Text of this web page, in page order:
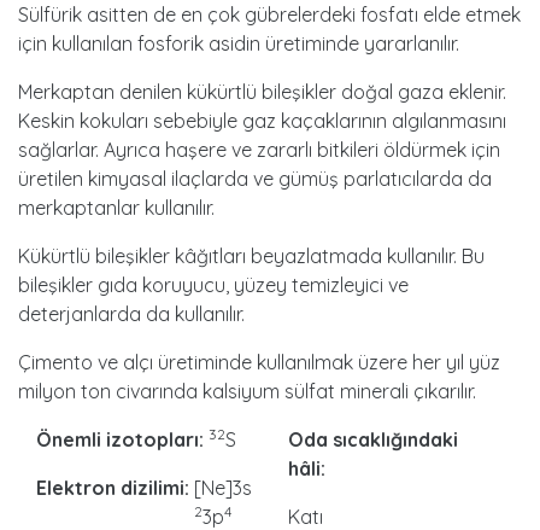
Sülfürik asitten de en çok gübrelerdeki fosfatı elde etmek
için kullanılan fosforik asidin üretiminde yararlanılır.
Merkaptan denilen kükürtlü bileşikler doğal gaza eklenir.
Keskin kokuları sebebiyle gaz kaçaklarının algılanmasını
sağlarlar. Ayrıca haşere ve zararlı bitkileri öldürmek için
üretilen kimyasal ilaçlarda ve gümüş parlatıcılarda da
merkaptanlar kullanılır.
Kükürtlü bileşikler kâğıtları beyazlatmada kullanılır. Bu
bileşikler gıda koruyucu, yüzey temizleyici ve
deterjanlarda da kullanılır.
Çimento ve alçı üretiminde kullanılmak üzere her yıl yüz
milyon ton civarında kalsiyum sülfat minerali çıkarılır.
Önemli izotopları: 32S
Elektron dizilimi: [Ne]3s
23p4
Oda sıcaklığındaki
hâli:
Katı